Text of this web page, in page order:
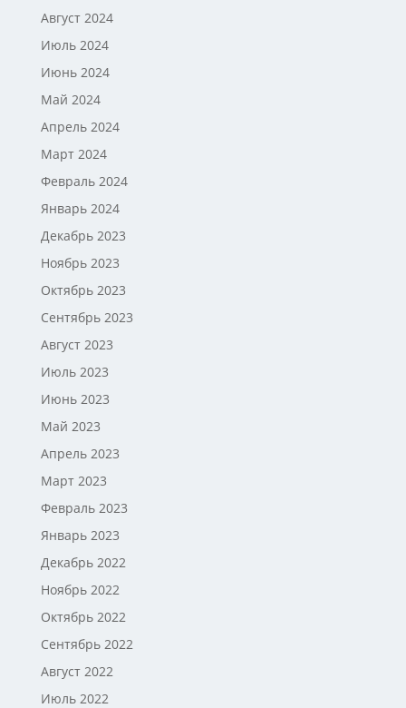
Август 2024
Июль 2024
Июнь 2024
Май 2024
Апрель 2024
Март 2024
Февраль 2024
Январь 2024
Декабрь 2023
Ноябрь 2023
Октябрь 2023
Сентябрь 2023
Август 2023
Июль 2023
Июнь 2023
Май 2023
Апрель 2023
Март 2023
Февраль 2023
Январь 2023
Декабрь 2022
Ноябрь 2022
Октябрь 2022
Сентябрь 2022
Август 2022
Июль 2022